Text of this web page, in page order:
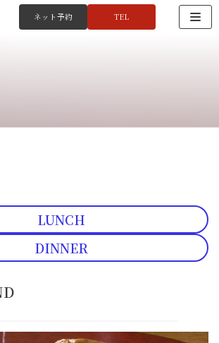
ネット予約 TEL
LUNCH
DINNER